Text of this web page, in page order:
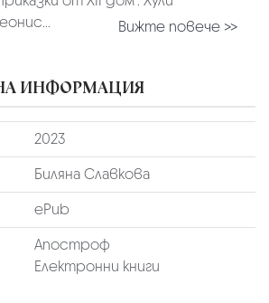
Вижте повече >>
ИНФОРМАЦИЯ
2023
Биляна Славкова
ePub
Апостроф
Електронни книги